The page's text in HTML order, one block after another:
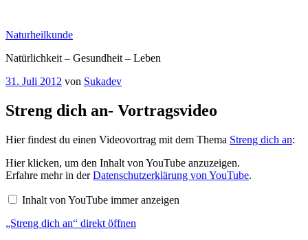
springen
Naturheilkunde
Natürlichkeit – Gesundheit – Leben
Veröffentlicht
31. Juli 2012 von Sukadev
Streng dich an- Vortragsvideo
Hier findest du einen Videovortrag mit dem Thema Streng dich an:
„Streng
dich
an“
YouTube
Hier klicken, um den Inhalt von YouTube anzuzeigen.
Erfahre mehr in derDatenschutzerklärung von YouTube.
Inhalt von YouTube immer anzeigen
„Streng dich an“ direkt öffnen